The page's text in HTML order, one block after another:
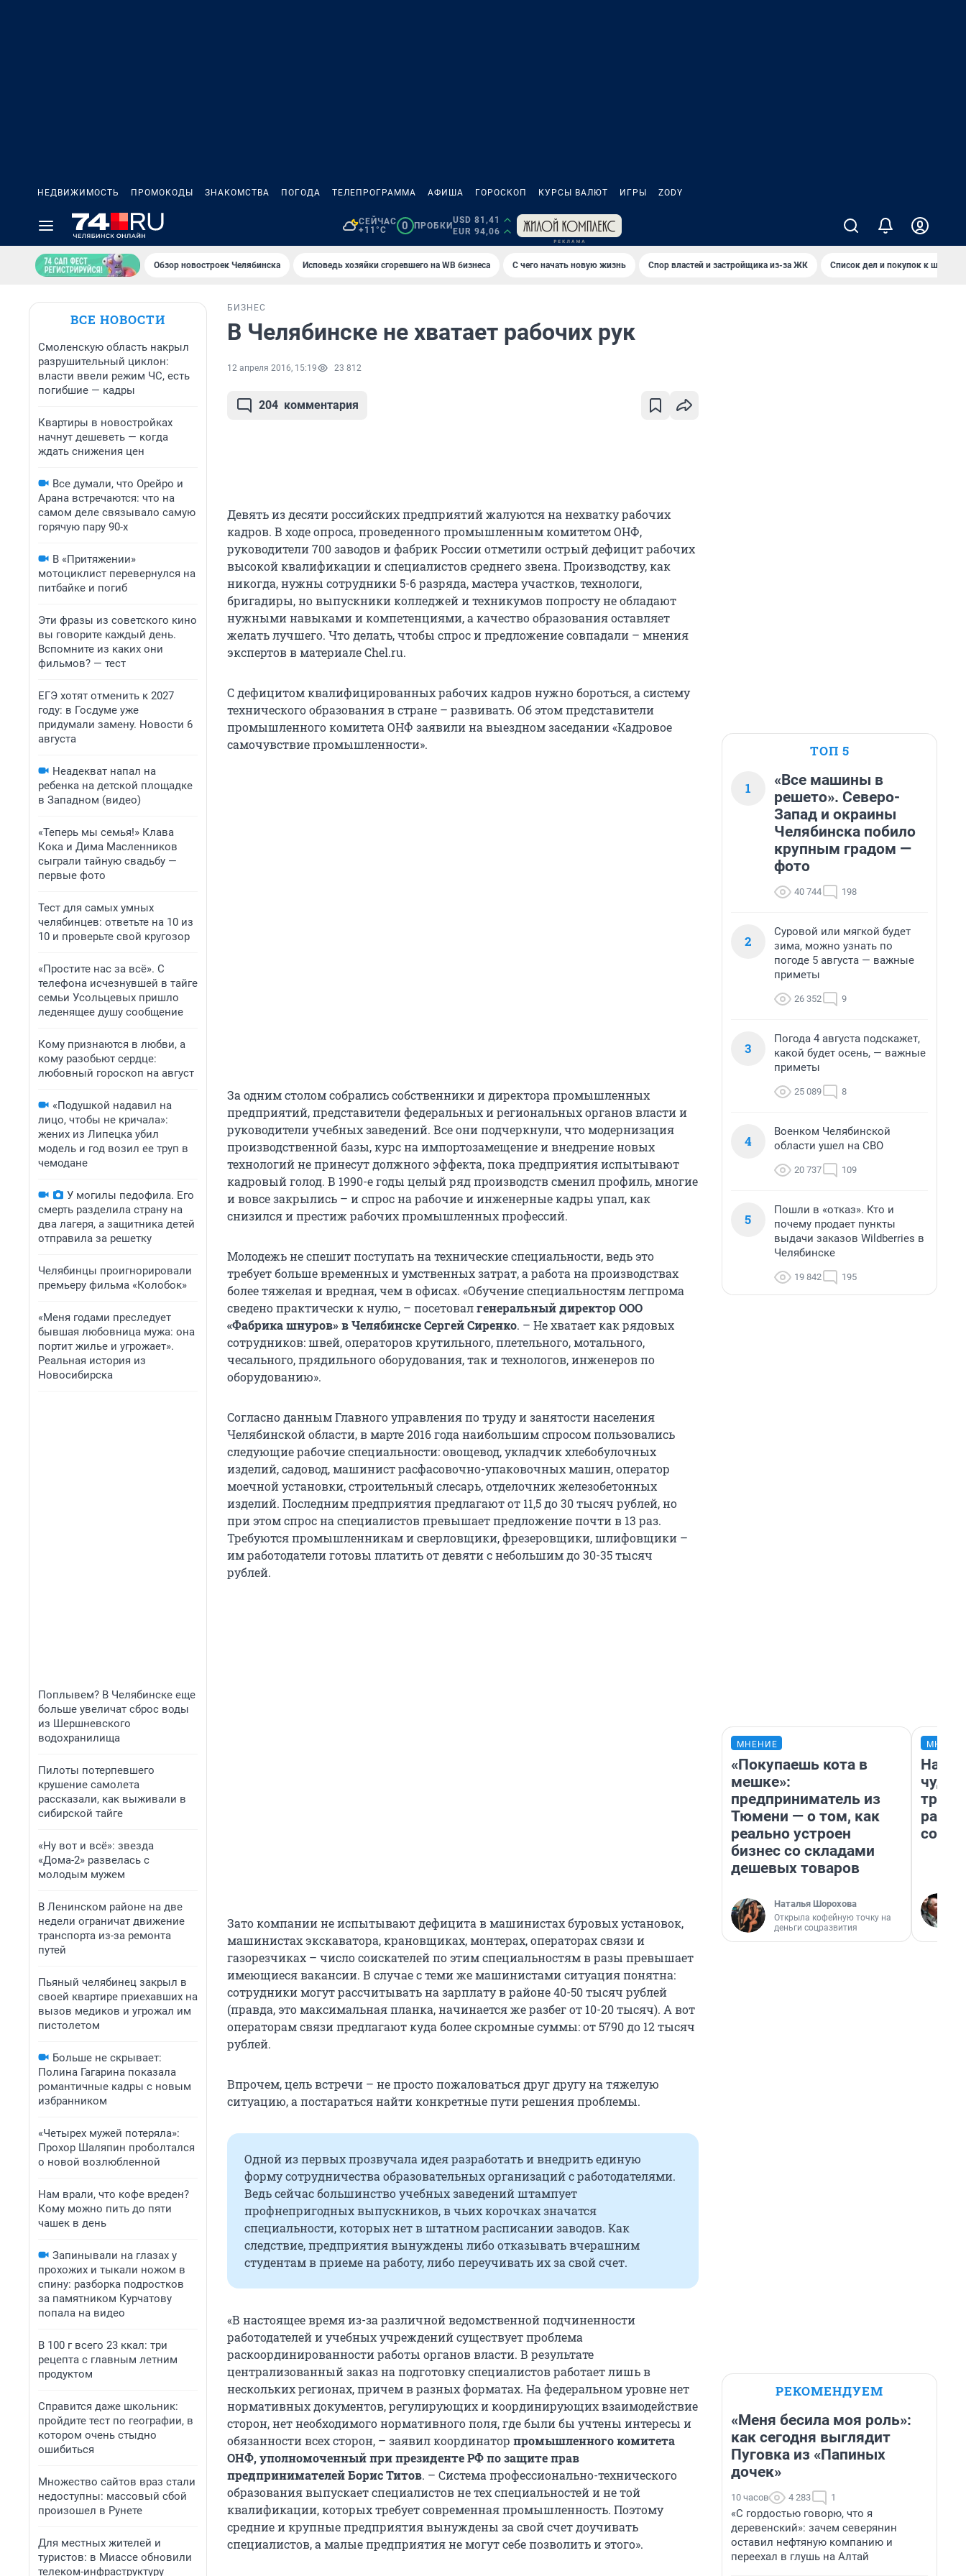
НЕДВИЖИМОСТЬ ПРОМОКОДЫ ЗНАКОМСТВА ПОГОДА ТЕЛЕПРОГРАММА АФИША ГОРОСКОП КУРСЫ ВАЛЮТ ИГРЫ ZODY
СЕЙЧАС
+11°C
0 ПРОБКИ
USD 81,41
EUR 94,06
Обзор новостроек Челябинска Исповедь хозяйки сгоревшего на WB бизнеса С чего начать новую жизнь Спор властей и застройщика из-за ЖК Список дел и покупок к школе
ВСЕ НОВОСТИ
Смоленскую область накрыл
разрушительный циклон:
власти ввели режим ЧС, есть
погибшие — кадры
Квартиры в новостройках
начнут дешеветь — когда
ждать снижения цен
Все думали, что Орейро и
Арана встречаются: что на
самом деле связывало самую
горячую пару 90-х
В «Притяжении»
мотоциклист перевернулся на
питбайке и погиб
Эти фразы из советского кино
вы говорите каждый день.
Вспомните из каких они
фильмов? — тест
ЕГЭ хотят отменить к 2027
году: в Госдуме уже
придумали замену. Новости 6
августа
Неадекват напал на
ребенка на детской площадке
в Западном (видео)
«Теперь мы семья!» Клава
Кока и Дима Масленников
сыграли тайную свадьбу —
первые фото
Тест для самых умных
челябинцев: ответьте на 10 из
10 и проверьте свой кругозор
«Простите нас за всё». С
телефона исчезнувшей в тайге
семьи Усольцевых пришло
леденящее душу сообщение
Кому признаются в любви, а
кому разобьют сердце:
любовный гороскоп на август
«Подушкой надавил на
лицо, чтобы не кричала»:
жених из Липецка убил
модель и год возил ее труп в
чемодане
У могилы педофила. Его
смерть разделила страну на
два лагеря, а защитника детей
отправила за решетку
Челябинцы проигнорировали
премьеру фильма «Колобок»
«Меня годами преследует
бывшая любовница мужа: она
портит жилье и угрожает».
Реальная история из
Новосибирска
Поплывем? В Челябинске еще
больше увеличат сброс воды
из Шершневского
водохранилища
Пилоты потерпевшего
крушение самолета
рассказали, как выживали в
сибирской тайге
«Ну вот и всё»: звезда
«Дома-2» развелась с
молодым мужем
В Ленинском районе на две
недели ограничат движение
транспорта из-за ремонта
путей
Пьяный челябинец закрыл в
своей квартире приехавших на
вызов медиков и угрожал им
пистолетом
Больше не скрывает:
Полина Гагарина показала
романтичные кадры с новым
избранником
«Четырех мужей потеряла»:
Прохор Шаляпин проболтался
о новой возлюбленной
Нам врали, что кофе вреден?
Кому можно пить до пяти
чашек в день
Запинывали на глазах у
прохожих и тыкали ножом в
спину: разборка подростков
за памятником Курчатову
попала на видео
В 100 г всего 23 ккал: три
рецепта с главным летним
продуктом
Справится даже школьник:
пройдите тест по географии, в
котором очень стыдно
ошибиться
Множество сайтов враз стали
недоступны: массовый сбой
произошел в Рунете
Для местных жителей и
туристов: в Миассе обновили
телеком-инфраструктуру
БИЗНЕС
В Челябинске не хватает рабочих рук
12 апреля 2016, 15:19 23 812
204 комментария
Девять из десяти российских предприятий жалуются на нехватку рабочих
кадров. В ходе опроса, проведенного промышленным комитетом ОНФ,
руководители 700 заводов и фабрик России отметили острый дефицит рабочих
высокой квалификации и специалистов среднего звена. Производству, как
никогда, нужны сотрудники 5-6 разряда, мастера участков, технологи,
бригадиры, но выпускники колледжей и техникумов попросту не обладают
нужными навыками и компетенциями, а качество образования оставляет
желать лучшего. Что делать, чтобы спрос и предложение совпадали – мнения
экспертов в материале Chel.ru.
С дефицитом квалифицированных рабочих кадров нужно бороться, а систему
технического образования в стране – развивать. Об этом представители
промышленного комитета ОНФ заявили на выездном заседании «Кадровое
самочувствие промышленности».
За одним столом собрались собственники и директора промышленных
предприятий, представители федеральных и региональных органов власти и
руководители учебных заведений. Все они подчеркнули, что модернизация
производственной базы, курс на импортозамещение и внедрение новых
технологий не принесут должного эффекта, пока предприятия испытывают
кадровый голод. В 1990-е годы целый ряд производств сменил профиль, многие
и вовсе закрылись – и спрос на рабочие и инженерные кадры упал, как
снизился и престиж рабочих промышленных профессий.
Молодежь не спешит поступать на технические специальности, ведь это
требует больше временных и умственных затрат, а работа на производствах
более тяжелая и вредная, чем в офисах. «Обучение специальностям легпрома
сведено практически к нулю, – посетовалгенеральный директор ООО
«Фабрика шнуров» в Челябинске Сергей Сиренко. – Не хватает как рядовых
сотрудников: швей, операторов крутильного, плетельного, мотального,
чесального, прядильного оборудования, так и технологов, инженеров по
оборудованию».
Согласно данным Главного управления по труду и занятости населения
Челябинской области, в марте 2016 года наибольшим спросом пользовались
следующие рабочие специальности: овощевод, укладчик хлебобулочных
изделий, садовод, машинист расфасовочно-упаковочных машин, оператор
моечной установки, строительный слесарь, отделочник железобетонных
изделий. Последним предприятия предлагают от 11,5 до 30 тысяч рублей, но
при этом спрос на специалистов превышает предложение почти в 13 раз.
Требуются промышленникам и сверловщики, фрезеровщики, шлифовщики –
им работодатели готовы платить от девяти с небольшим до 30-35 тысяч
рублей.
Зато компании не испытывают дефицита в машинистах буровых установок,
машинистах экскаватора, крановщиках, монтерах, операторах связи и
газорезчиках – число соискателей по этим специальностям в разы превышает
имеющиеся вакансии. В случае с теми же машинистами ситуация понятна:
сотрудники могут рассчитывать на зарплату в районе 40-50 тысяч рублей
(правда, это максимальная планка, начинается же разбег от 10-20 тысяч). А вот
операторам связи предлагают куда более скромные суммы: от 5790 до 12 тысяч
рублей.
Впрочем, цель встречи – не просто пожаловаться друг другу на тяжелую
ситуацию, а постараться найти конкретные пути решения проблемы.
Одной из первых прозвучала идея разработать и внедрить единую
форму сотрудничества образовательных организаций с работодателями.
Ведь сейчас большинство учебных заведений штампует
профнепригодных выпускников, в чьих корочках значатся
специальности, которых нет в штатном расписании заводов. Как
следствие, предприятия вынуждены либо отказывать вчерашним
студентам в приеме на работу, либо переучивать их за свой счет.
«В настоящее время из-за различной ведомственной подчиненности
работодателей и учебных учреждений существует проблема
раскоординированности работы органов власти. В результате
централизованный заказ на подготовку специалистов работает лишь в
нескольких регионах, причем в разных форматах. На федеральном уровне нет
нормативных документов, регулирующих и координирующих взаимодействие
сторон, нет необходимого нормативного поля, где были бы учтены интересы и
обязанности всех сторон, – заявил координатор промышленного комитета
ОНФ, уполномоченный при президенте РФ по защите прав
предпринимателей Борис Титов. – Система профессионально-технического
образования выпускает специалистов не тех специальностей и не той
квалификации, которых требует современная промышленность. Поэтому
средние и крупные предприятия вынуждены за свой счет доучивать
специалистов, а малые предприятия не могут себе позволить и этого».
ТОП 5
1
«Все машины в
решето». Северо-
Запад и окраины
Челябинска побило
крупным градом —
фото
40 744 198
2
Суровой или мягкой будет
зима, можно узнать по
погоде 5 августа — важные
приметы
26 352 9
3
Погода 4 августа подскажет,
какой будет осень, — важные
приметы
25 089 8
4
Военком Челябинской
области ушел на СВО
20 737 109
5
Пошли в «отказ». Кто и
почему продает пункты
выдачи заказов Wildberries в
Челябинске
19 842 195
МНЕНИЕ
«Покупаешь кота в
мешке»:
предприниматель из
Тюмени — о том, как
реально устроен
бизнес со складами
дешевых товаров
Наталья Шорохова
Открыла кофейную точку на
деньги соцразвития
РЕКОМЕНДУЕМ
«Меня бесила моя роль»:
как сегодня выглядит
Пуговка из «Папиных
дочек»
10 часов 4 283 1
«С гордостью говорю, что я
деревенский»: зачем северянин
оставил нефтяную компанию и
переехал в глушь на Алтай